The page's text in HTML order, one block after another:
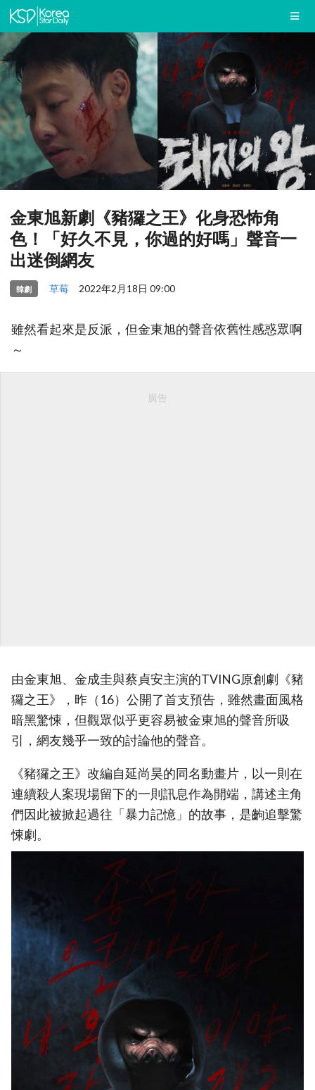
金東旭新劇《豬玀之王》化身恐怖角
色！「好久不見，你過的好嗎」聲音一
出迷倒網友
韓劇 草莓 2022年2月18日 09:00
雖然看起來是反派，但金東旭的聲音依舊性感惑眾啊
～
廣告
由金東旭、金成圭與蔡貞安主演的TVING原創劇《豬
玀之王》，昨（16）公開了首支預告，雖然畫面風格
暗黑驚悚，但觀眾似乎更容易被金東旭的聲音所吸
引，網友幾乎一致的討論他的聲音。
《豬玀之王》改編自延尚昊的同名動畫片，以一則在
連續殺人案現場留下的一則訊息作為開端，講述主角
們因此被掀起過往「暴力記憶」的故事，是齣追擊驚
悚劇。